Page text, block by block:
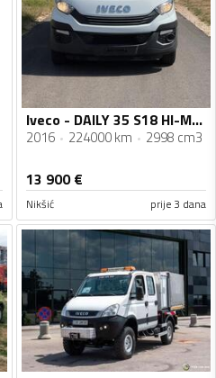
Iveco - DAILY 35 S18 HI-MATIC
2016 224000 km 2998 cm3
13 900€
Nikšić prije 3 dana